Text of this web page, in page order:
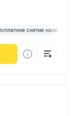
снятие наличных